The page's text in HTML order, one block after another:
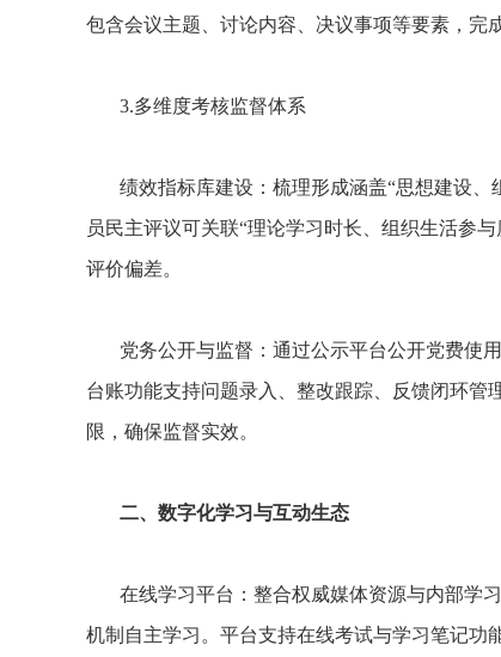
包含会议主题、讨论内容、决议事项等要素，完
3.多维度考核监督体系
绩效指标库建设：梳理形成涵盖“思想建设
员民主评议可关联“理论学习时长、组织生活参
评价偏差。
党务公开与监督：通过公示平台公开党费使
台账功能支持问题录入、整改跟踪、反馈闭环管
限，确保监督实效。
二、数字化学习与互动生态
在线学习平台：整合权威媒体资源与内部学
机制自主学习。平台支持在线考试与学习笔记功